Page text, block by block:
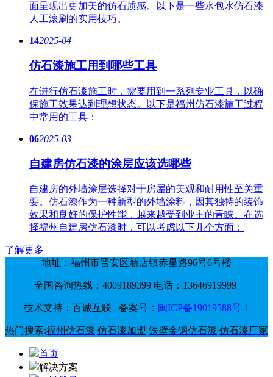
面呈现出更加美的仿石质感。以下是一些水包水仿石漆
人工滚刷的实用技巧。
142025-04
仿石漆施工用到哪些工具
在进行仿石漆施工时，需要用到一系列专业工具，以确
保施工效果达到理想状态。以下是福州仿石漆施工过程
中常用的工具：
062025-03
自建房仿石漆的涂层应该选哪些
自建房的外墙涂层选择对于房屋的美观和耐用性至关重
要。仿石漆作为一种新型的外墙涂料，因其独特的装饰
效果和良好的保护性能，越来越受到业主的青睐。在选
择福州自建房仿石漆时，可以考虑以下几个方面：
了解更多
地址：福州市晋安区新店镇赤星路96号6号楼
全国咨询热线：4009189399 电话：13646919999
技术支持： 百诚互联 备案号： 闽ICP备19019588号-1
热门搜索:福州仿石漆 仿石漆加盟 铁壁金钢仿石漆 仿石漆厂家
首页
解决方案